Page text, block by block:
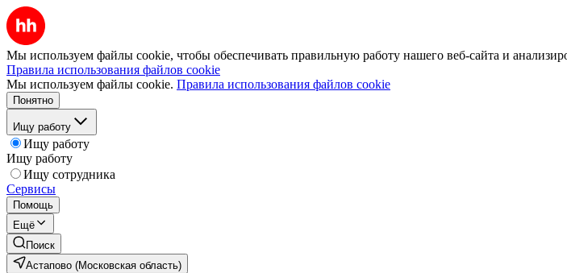
Мы используем файлы cookie, чтобы обеспечивать правильную работу нашего веб-сайта и
Правила использования файлов cookie
Мы используем файлы cookie. Правила использования файлов cookie
Понятно
Ищу работу
Ищу работу
Ищу работу
Ищу сотрудника
Сервисы
Помощь
Ещё
Поиск
Астапово (Московская область)